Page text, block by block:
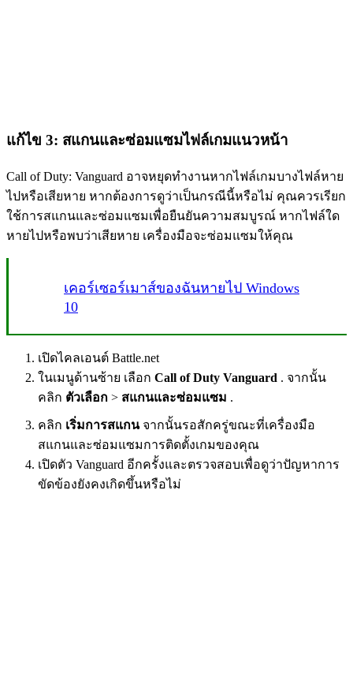
แก้ไข 3: สแกนและซ่อมแซมไฟล์เกมแนวหน้า
Call of Duty: Vanguard อาจหยุดทำงานหากไฟล์เกมบางไฟล์หาย
ไปหรือเสียหาย หากต้องการดูว่าเป็นกรณีนี้หรือไม่ คุณควรเรียก
ใช้การสแกนและซ่อมแซมเพื่อยืนยันความสมบูรณ์ หากไฟล์ใด
หายไปหรือพบว่าเสียหาย เครื่องมือจะซ่อมแซมให้คุณ
เคอร์เซอร์เมาส์ของฉันหายไป Windows
10
เปิดไคลเอนต์ Battle.net
ในเมนูด้านซ้าย เลือก Call of Duty Vanguard . จากนั้น
คลิก ตัวเลือก > สแกนและซ่อมแซม .
คลิก เริ่มการสแกนจากนั้นรอสักครู่ขณะที่เครื่องมือ
สแกนและซ่อมแซมการติดตั้งเกมของคุณ
เปิดตัว Vanguard อีกครั้งและตรวจสอบเพื่อดูว่าปัญหาการ
ขัดข้องยังคงเกิดขึ้นหรือไม่